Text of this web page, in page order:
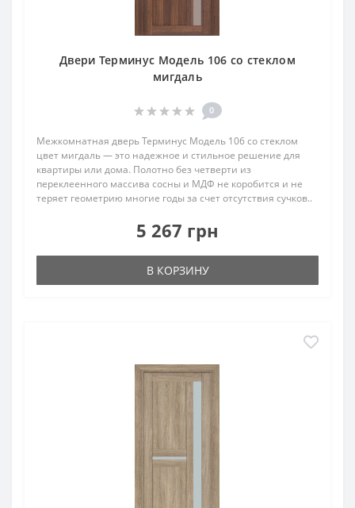
Двери Терминус Модель 106 со стеклом
мигдаль
0
Межкомнатная дверь Терминус Модель 106 со стеклом
цвет мигдаль — это надежное и стильное решение для
квартиры или дома. Полотно без четверти из
переклеенного массива сосны и МДФ не коробится и не
теряет геометрию многие годы за счет отсутствия сучков..
5 267 грн
В КОРЗИНУ